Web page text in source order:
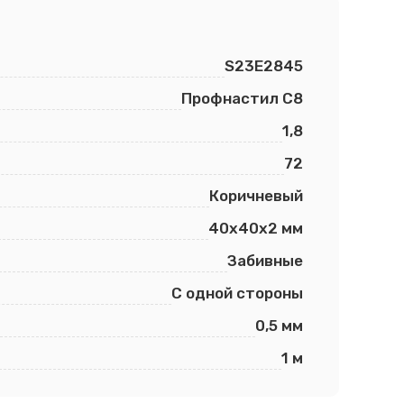
S23E2845
Профнастил С8
1,8
72
Коричневый
40х40х2 мм
Забивные
С одной стороны
0,5 мм
1 м